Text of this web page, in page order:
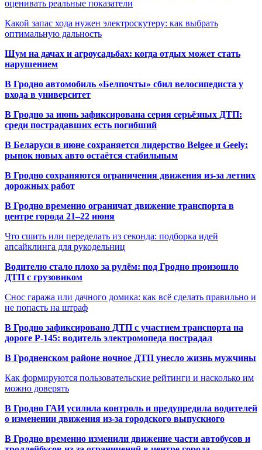
оценивать реальные показатели
Какой запас хода нужен электроскутеру: как выбрать
оптимальную дальность
Шум на дачах и агроусадьбах: когда отдых может стать
нарушением
В Гродно автомобиль «Белпочты» сбил велосипедиста у
входа в университет
В Гродно за июнь зафиксирована серия серьёзных ДТП:
среди пострадавших есть погибший
В Беларуси в июне сохраняется лидерство Belgee и Geely:
рынок новых авто остаётся стабильным
В Гродно сохраняются ограничения движения из-за летних
дорожных работ
В Гродно временно ограничат движение транспорта в
центре города 21–22 июня
Что сшить или переделать из секонда: подборка идей
апсайклинга для рукодельниц
Водителю стало плохо за рулём: под Гродно произошло
ДТП с грузовиком
Снос гаража или дачного домика: как всё сделать правильно и
не попасть на штраф
В Гродно зафиксировано ДТП с участием транспорта на
дороге Р-145: водитель электромопеда пострадал
В Гродненском районе ночное ДТП унесло жизнь мужчины
Как формируются пользовательские рейтинги и насколько им
можно доверять
В Гродно ГАИ усилила контроль и предупредила водителей
о изменении движения из-за городского выпускного
В Гродно временно изменили движение части автобусов и